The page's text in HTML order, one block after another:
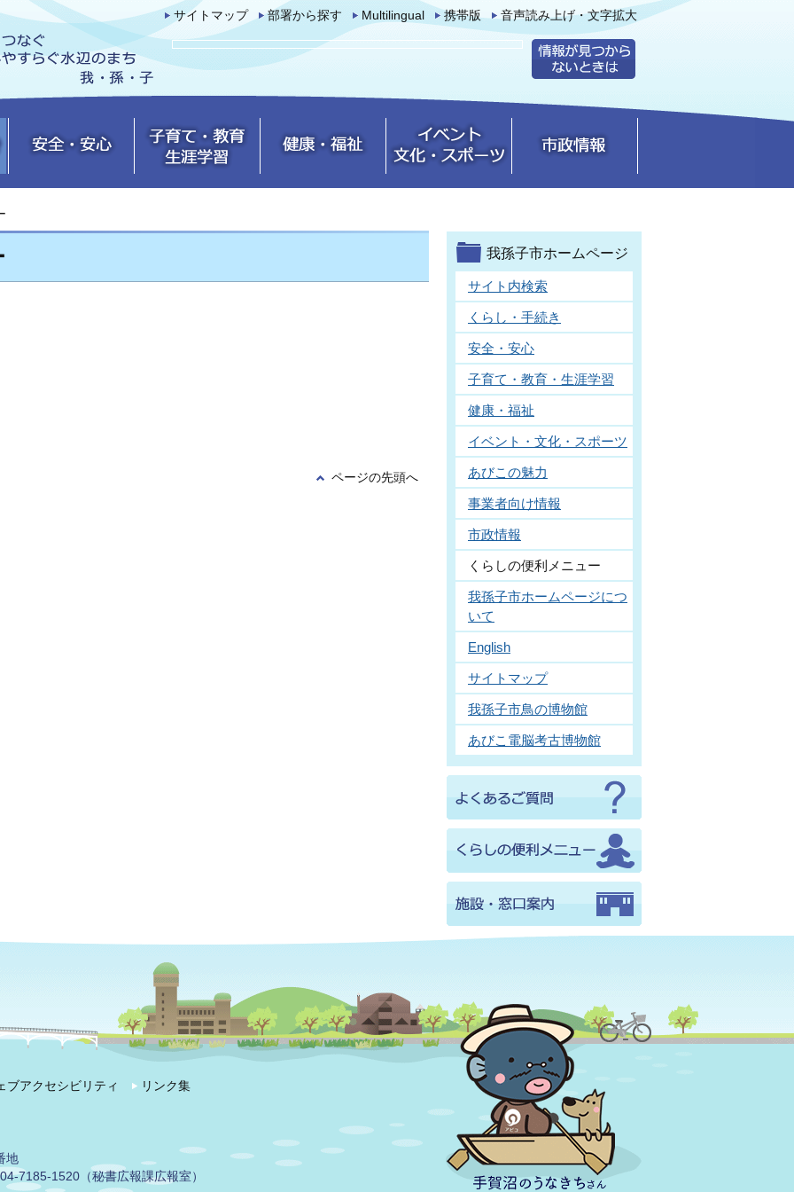
サイトマップ 部署から探す Multilingual 携帯版 音声読み上げ・文字拡大
ページの先頭へ
我孫子市ホームページ
サイト内検索
くらし・手続き
安全・安心
子育て・教育・生涯学習
健康・福祉
イベント・文化・スポーツ
あびこの魅力
事業者向け情報
市政情報
くらしの便利メニュー
我孫子市ホームページにつ
いて
English
サイトマップ
我孫子市鳥の博物館
あびこ電脳考古博物館
ブアクセシビリティ リンク集
地
7185-1520（秘書広報課広報室）